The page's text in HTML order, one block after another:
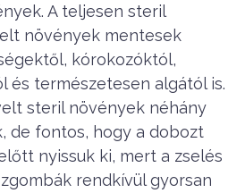
A teljesen steril
növények mentesek
kórokozóktól,
és természetesen algától is.
steril növények néhány
de fontos, hogy a dobozt
nyissuk ki, mert a zselés
rendkívül gyorsan